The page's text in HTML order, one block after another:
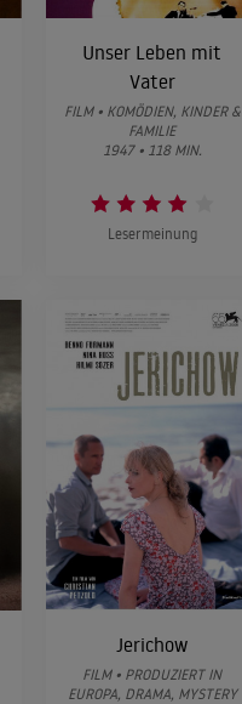
Unser Leben mit
Vater
FILM • KOMÖDIEN, KINDER &
FAMILIE
1947 • 118 MIN.
Lesermeinung
Jerichow
FILM • PRODUZIERT IN
EUROPA, DRAMA, MYSTERY